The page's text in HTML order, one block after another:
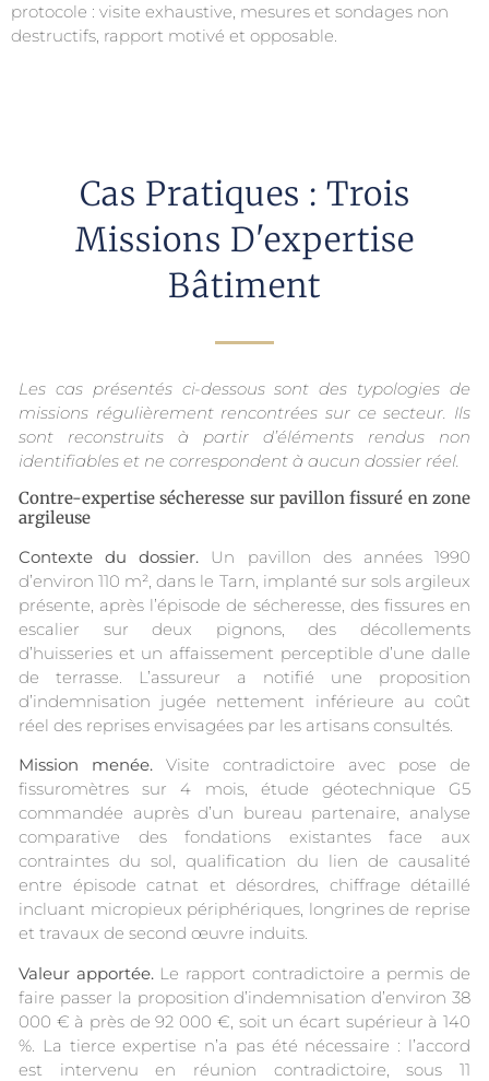
protocole : visite exhaustive, mesures et sondages non
destructifs, rapport motivé et opposable.
Cas Pratiques : Trois
Missions D'expertise
Bâtiment
Les cas présentés ci-dessous sont des typologies de
missions régulièrement rencontrées sur ce secteur. Ils
sont reconstruits à partir d’éléments rendus non
identifiables et ne correspondent à aucun dossier réel.
Contre-expertise sécheresse sur pavillon fissuré en zone
argileuse
Contexte du dossier. Un pavillon des années 1990
d’environ 110 m², dans le Tarn, implanté sur sols argileux
présente, après l’épisode de sécheresse, des fissures en
escalier sur deux pignons, des décollements
d’huisseries et un affaissement perceptible d’une dalle
de terrasse. L’assureur a notifié une proposition
d’indemnisation jugée nettement inférieure au coût
réel des reprises envisagées par les artisans consultés.
Mission menée. Visite contradictoire avec pose de
fissuromètres sur 4 mois, étude géotechnique G5
commandée auprès d’un bureau partenaire, analyse
comparative des fondations existantes face aux
contraintes du sol, qualification du lien de causalité
entre épisode catnat et désordres, chiffrage détaillé
incluant micropieux périphériques, longrines de reprise
et travaux de second œuvre induits.
Valeur apportée. Le rapport contradictoire a permis de
faire passer la proposition d’indemnisation d’environ 38
000 € à près de 92 000 €, soit un écart supérieur à 140
%. La tierce expertise n’a pas été nécessaire : l’accord
est intervenu en réunion contradictoire, sous 11